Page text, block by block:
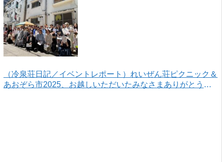
（冷泉荘日記／イベントレポート）れいぜん荘ピクニック＆
あおぞら市2025、お越しいただいたみなさまありがとうご